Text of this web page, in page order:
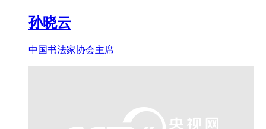
孙晓云
中国书法家协会主席